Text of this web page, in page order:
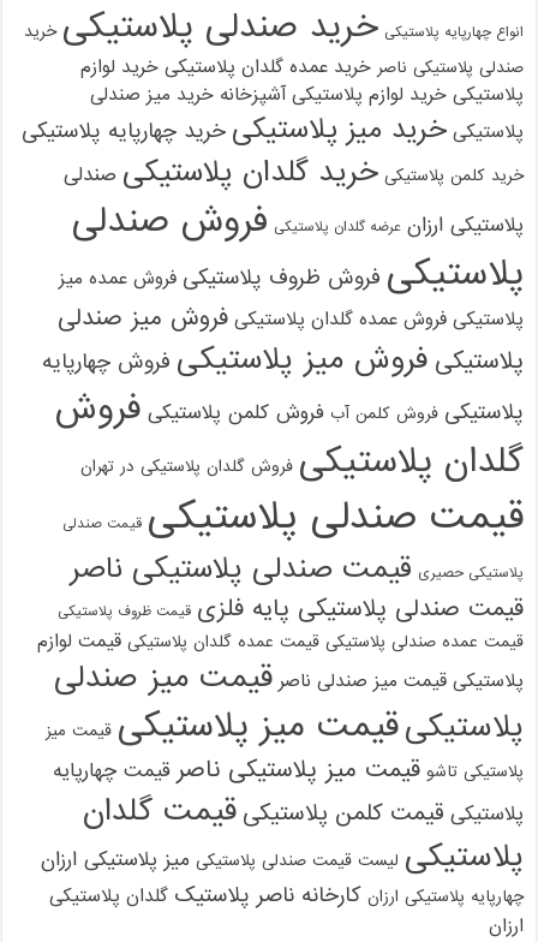
انواع چهارپایه پلاستیکی خرید صندلی پلاستیکی خرید
صندلی پلاستیکی ناصر خرید عمده گلدان پلاستیکی خرید لوازم
پلاستیکی خرید لوازم پلاستیکی آشپزخانه خرید میز صندلی
پلاستیکی خرید میز پلاستیکی خرید چهارپایه پلاستیکی
خرید کلمن پلاستیکی خرید گلدان پلاستیکی صندلی
پلاستیکی ارزان عرضه گلدان پلاستیکی فروش صندلی
پلاستیکی فروش ظروف پلاستیکی فروش عمده میز
پلاستیکی فروش عمده گلدان پلاستیکی فروش میز صندلی
پلاستیکی فروش میز پلاستیکی فروش چهارپایه
پلاستیکی فروش کلمن آب فروش کلمن پلاستیکی فروش
گلدان پلاستیکی فروش گلدان پلاستیکی در تهران
قیمت صندلی پلاستیکی قیمت صندلی
پلاستیکی حصیری قیمت صندلی پلاستیکی ناصر
قیمت صندلی پلاستیکی پایه فلزی قیمت ظروف پلاستیکی
قیمت عمده صندلی پلاستیکی قیمت عمده گلدان پلاستیکی قیمت لوازم
پلاستیکی قیمت میز صندلی ناصر قیمت میز صندلی
پلاستیکیقیمت میز پلاستیکی قیمت میز
پلاستیکی تاشو قیمت میز پلاستیکی ناصر قیمت چهارپایه
پلاستیکی قیمت کلمن پلاستیکی قیمت گلدان
پلاستیکی لیست قیمت صندلی پلاستیکی میز پلاستیکی ارزان
چهارپایه پلاستیکی ارزان کارخانه ناصر پلاستیک گلدان پلاستیکی
ارزان